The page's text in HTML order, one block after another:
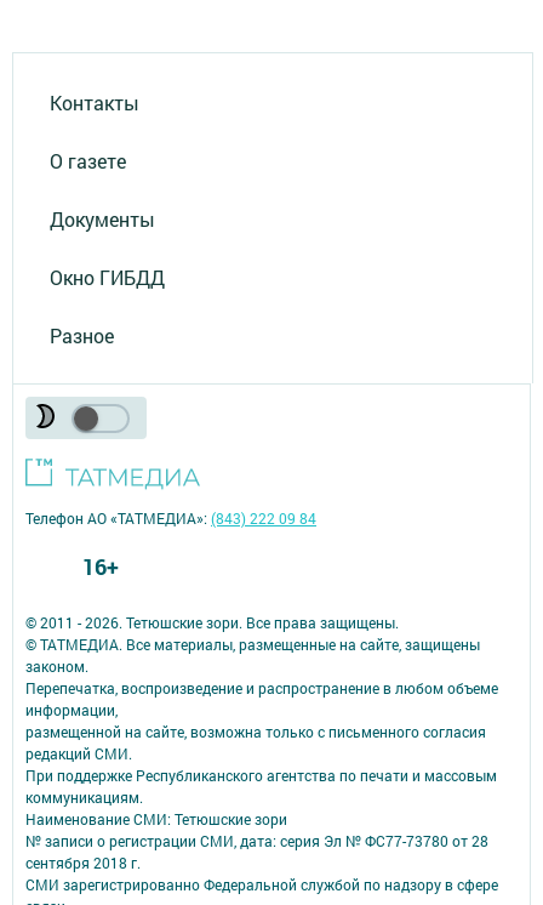
Контакты
О газете
Документы
Окно ГИБДД
Разное
© 2011 - 2026. Тетюшские зори. Все права защищены.
© ТАТМЕДИА. Все материалы, размещенные на сайте, защищены
законом.
Перепечатка, воспроизведение и распространение в любом объеме
информации,
размещенной на сайте, возможна только с письменного согласия
редакций СМИ.
При поддержке Республиканского агентства по печати и массовым
коммуникациям.
Наименование СМИ: Тетюшские зори
№ записи о регистрации СМИ, дата: серия Эл № ФС77-73780 от 28
сентября 2018 г.
СМИ зарегистрированно Федеральной службой по надзору в сфере
Телефон АО «ТАТМЕДИА»:(843) 222 09 84
16+